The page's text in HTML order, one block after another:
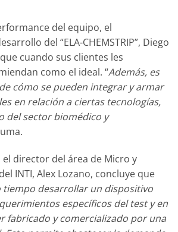
del equipo, el
del “ELA-CHEMSTRIP”, Diego
cuando sus clientes les
como el ideal. “Además, es
cómo se pueden integrar y armar
en relación a ciertas tecnologías,
del sector biomédico y
el director del área de Micro y
INTI, Alex Lozano, concluye que
tiempo desarrollar un dispositivo
específicos del test y en
fabricado y comercializado por una